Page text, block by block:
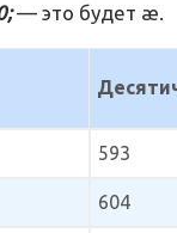
— это будет æ.
593
604